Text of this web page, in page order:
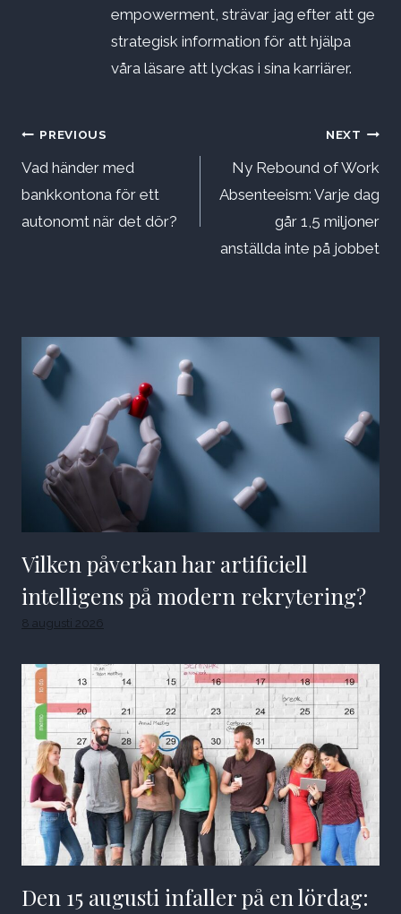
empowerment, strävar jag efter att ge
strategisk information för att hjälpa
våra läsare att lyckas i sina karriärer.
Inläggsnavigering
PREVIOUS
Vad händer med
bankkontona för ett
autonomt när det dör?
NEXT
Ny Rebound of Work
Absenteeism: Varje dag
går 1,5 miljoner
anställda inte på jobbet
Vilken påverkan har artificiell
intelligens på modern rekrytering?
8 augusti 2026
Den 15 augusti infaller på en lördag: